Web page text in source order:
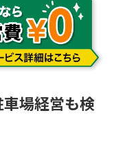
場経営も検